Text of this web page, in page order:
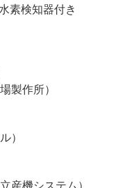
素検知器付き
製作所）
）